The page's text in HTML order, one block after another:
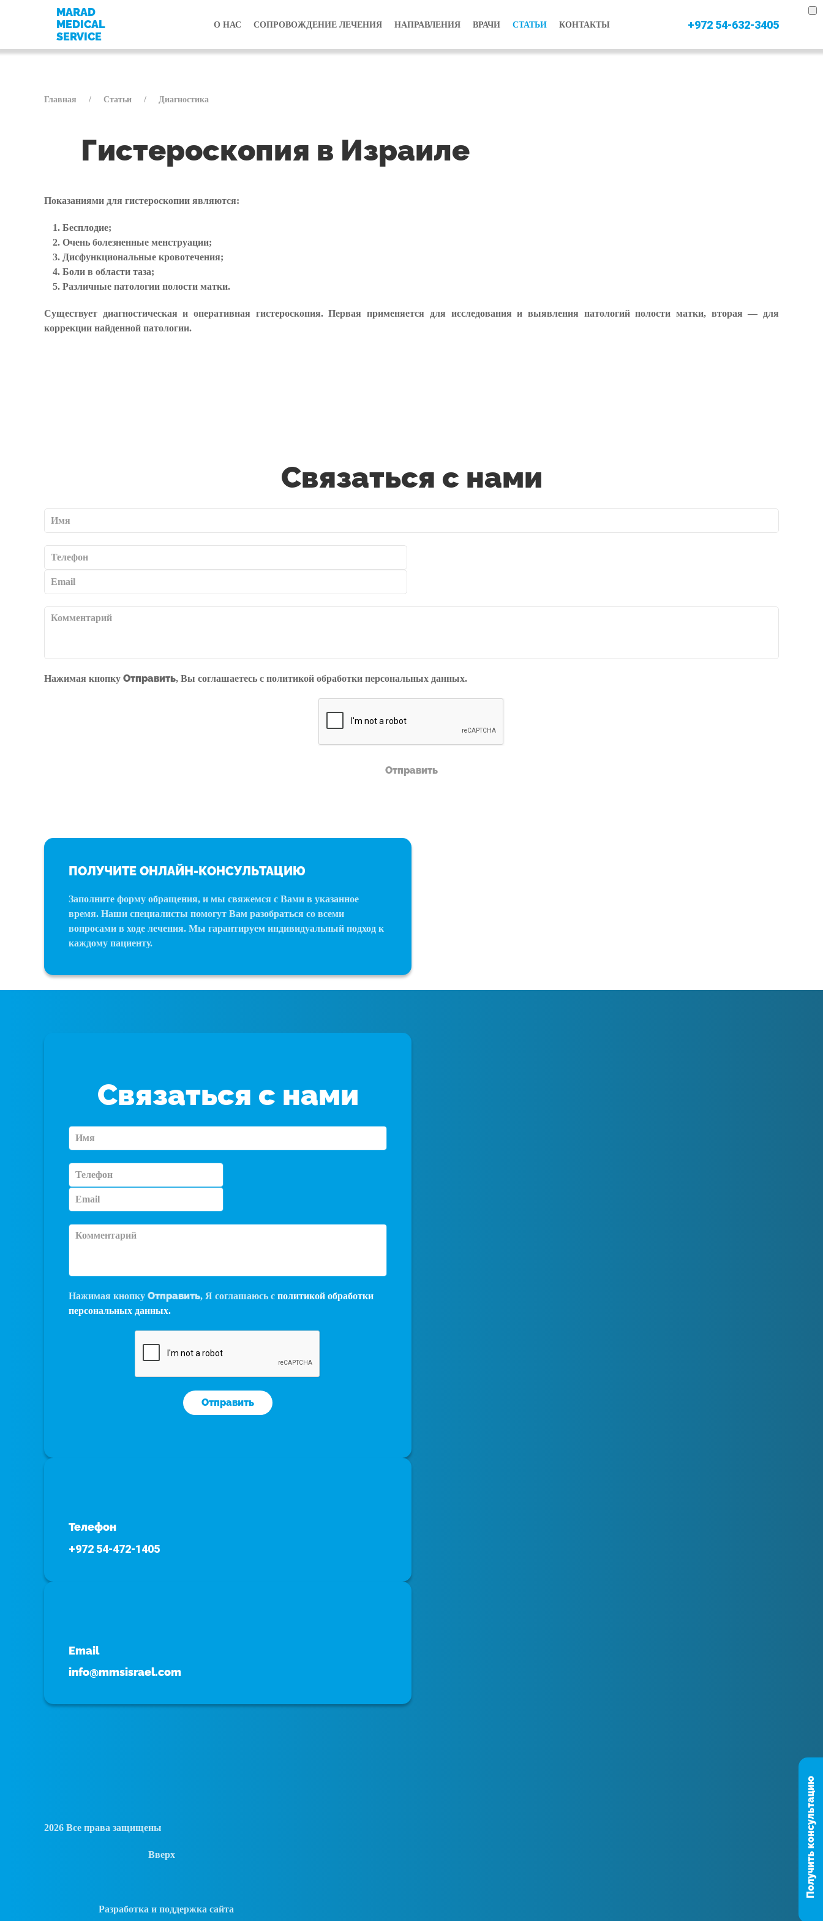
MARAD
MEDICAL
SERVICE
О НАС СОПРОВОЖДЕНИЕ ЛЕЧЕНИЯ НАПРАВЛЕНИЯ ВРАЧИ СТАТЬИ КОНТАКТЫ +972 54-632-3405
Главная Статьи Диагностика
Гистероскопия в Израиле
Показаниями для гистероскопии являются:
Бесплодие;
Очень болезненные менструации;
Дисфункциональные кровотечения;
Боли в области таза;
Различные патологии полости матки.
Существует диагностическая и оперативная гистероскопия. Первая применяется для исследования и выявления патологий полости матки, вторая — для
коррекции найденной патологии.
Связаться с нами
Нажимая кнопку Отправить, Вы соглашаетесь с политикой обработки персональных данных.
Отправить
ПОЛУЧИТЕ ОНЛАЙН-КОНСУЛЬТАЦИЮ
Заполните форму обращения, и мы свяжемся с Вами в указанное
время. Наши специалисты помогут Вам разобраться со всеми
вопросами в ходе лечения. Мы гарантируем индивидуальный подход к
каждому пациенту.
Связаться с нами
Нажимая кнопку Отправить, Я соглашаюсь с политикой обработки
персональных данных.
Отправить
Телефон
+972 54-472-1405
Email
info@mmsisrael.com
2026 Все права защищены
Вверх
Разработка и поддержка сайта
Получить консультацию